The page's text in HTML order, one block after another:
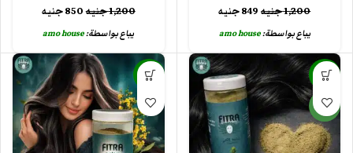
1,200جنيه 849جنيه
يباع بواسطة:amo house
1,200جنيه850جنيه
يباع بواسطة:amo house
-45%
جديد
-25%